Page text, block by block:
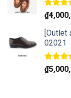
Rated
out of 5
₫
[Outlet
02021
Rated
out of 5
₫